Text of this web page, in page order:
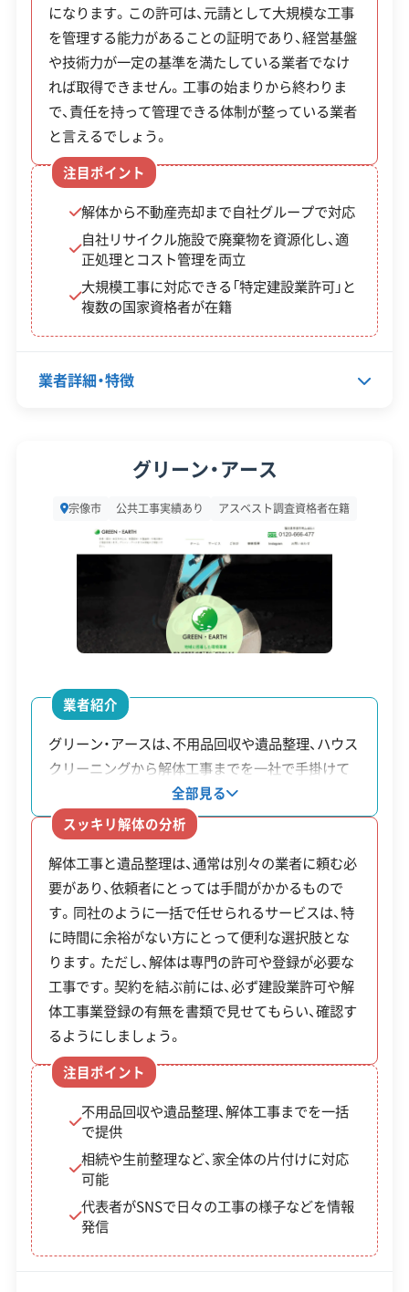
宗像市の補助金は市のまちづくり計画と連動
しており、市が定住を促したいエリアでは上限
額が倍になるなど、明確な地域差が設けられて
います。
宗像市では、危険な空き家の解体を促すための補助
金制度を設けています。特徴的なのは、対象物件の
場所によって補助の上限額が変わる点です。
制度名 対象・条件
の1/3
【その他の区域】上限
30万円
「空家等対策促進区域」は、主に駅周辺など市が将来
的に住んでほしいと考えるエリアと重なっていま
す。この制度からは、ただ危険な空き家を減らすだ
けでなく、跡地利用を促してまちづくりを進めたい
相談や建物の危険度判定が必須なため、解体を考え
始めたら早めに準備を始めることが大切です。
※制度の最新情報や申請様式は、必ず自治体の公式
サイトをご確認ください。
宗像市の公式サイトで詳細を見る
廃棄物処理と分別ルール
市の処理施設「クリーンパークむなかた」には
独自の搬入ルールがあり、特に解体で出る木材
のサイズ制限が費用に直接影響します。
宗像市で解体工事をする際、廃棄物処理の費用を左
右するのが市の処理施設「クリーンパークむなか
た」の独自ルールです。特に注意したいのが木くず
の搬入規格で、「長さ1m以内かつ直径20cm以内」と
※項目にカーソルを合わせると詳細な説明が表示されます。
になります。この許可は、元請として大規模な工事
を管理する能力があることの証明であり、経営基盤
や技術力が一定の基準を満たしている業者でなけ
れば取得できません。工事の始まりから終わりま
で、責任を持って管理できる体制が整っている業者
と言えるでしょう。
注目ポイント
解体から不動産売却まで自社グループで対応
自社リサイクル施設で廃棄物を資源化し、適
正処理とコスト管理を両立
大規模工事に対応できる「特定建設業許可」と
複数の国家資格者が在籍
業者詳細・特徴
3,000万円
0940-36-5187
営業時間 8:00～17:00
営業日
建物構造 木造 鉄骨造 RC造
対応業務
産業廃棄物収集運搬業
産業廃棄物処分業
土木工事業
公式HP 公式サイトを見る
SNS SNSを見る
許可番号
【建設業許可】
福岡県知事：第082493号
【産業廃棄物収集運搬業許可】
福岡県知事：第04000015673号
福岡県知事：第04020015673号
福岡県知事：第17958号
全部見る
この解体業者の特徴
企業経
験・規模
創業30年以上
中間処理場保有
対応工事
グリーン・アース
宗像市 公共工事実績あり アスベスト調査資格者在籍
業者紹介
グリーン・アースは、不用品回収や遺品整理、ハウス
クリーニングから解体工事までを一社で手掛けて
います。そのため、相続した実家の片付けや施設入
居に伴う整理など、複数の作業が必要な場合でも、
個別に業者を探す手間が省けます。また、代表の橋
口氏がSNSで工事の様子などを発信しているため、
どのような人物がどのような作業を行うのか、事前
に確認することができます。
全部見る
スッキリ解体の分析
解体工事と遺品整理は、通常は別々の業者に頼む必
要があり、依頼者にとっては手間がかかるもので
す。同社のように一括で任せられるサービスは、特
に時間に余裕がない方にとって便利な選択肢とな
ります。ただし、解体は専門の許可や登録が必要な
工事です。契約を結ぶ前には、必ず建設業許可や解
体工事業登録の有無を書類で見せてもらい、確認す
るようにしましょう。
注目ポイント
不用品回収や遺品整理、解体工事までを一括
で提供
相続や生前整理など、家全体の片付けに対応
可能
代表者がSNSで日々の工事の様子などを情報
発信